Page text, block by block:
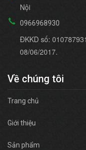
Nội
0966968930
ĐKKD số:
08/06/2017.
Về chúng tôi
Trang chủ
Giới thiệu
Sản phẩm